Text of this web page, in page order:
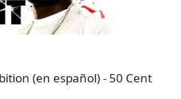
(en español) - 50 Cent